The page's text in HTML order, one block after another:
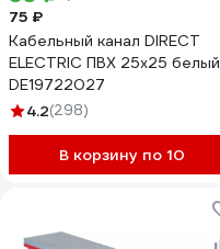
75 ₽
Кабельный канал DIRECT
ELECTRIC ПВХ 25x25 белый
DE19722027
4.2(298)
В корзину по 10